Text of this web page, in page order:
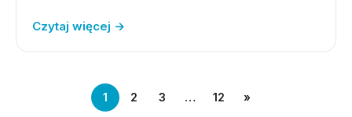
Czytaj więcej →
1 2 3 … 12 »